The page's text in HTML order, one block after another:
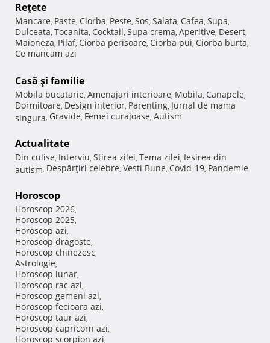
Reţete
Mancare, Paste, Ciorba, Peste, Sos, Salata, Cafea, Supa,
Dulceata, Tocanita, Cocktail, Supa crema, Aperitive, Desert,
Maioneza, Pilaf, Ciorba perisoare, Ciorba pui, Ciorba burta,
Ce mancam azi
Casă şi familie
Mobila bucatarie, Amenajari interioare, Mobila, Canapele,
Dormitoare, Design interior, Parenting, Jurnal de mama
singura, Gravide, Femei curajoase, Autism
Actualitate
Din culise, Interviu, Stirea zilei, Tema zilei, Iesirea din
autism, Despărţiri celebre, Vesti Bune, Covid-19, Pandemie
Horoscop
Horoscop 2026,
Horoscop 2025,
Horoscop azi,
Horoscop dragoste,
Horoscop chinezesc,
Astrologie,
Horoscop lunar,
Horoscop rac azi,
Horoscop gemeni azi,
Horoscop fecioara azi,
Horoscop taur azi,
Horoscop capricorn azi,
Horoscop scorpion azi,